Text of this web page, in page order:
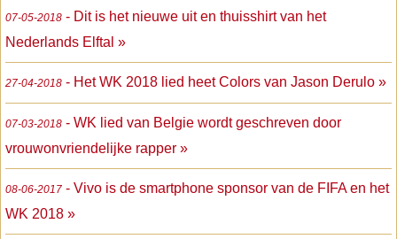
07-05-2018 - Dit is het nieuwe uit en thuisshirt van het
Nederlands Elftal »
27-04-2018 - Het WK 2018 lied heet Colors van Jason Derulo »
07-03-2018 - WK lied van Belgie wordt geschreven door
vrouwonvriendelijke rapper »
08-06-2017 - Vivo is de smartphone sponsor van de FIFA en het
WK 2018 »